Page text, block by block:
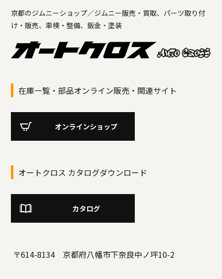
京都のジムニーショップ／ジムニー販売・買取、パーツ取り付
け・販売、車検・整備、鈑金・塗装
在庫一覧・部品オンライン販売・関連サイト
オンラインショップ
オートクロス カタログダウンロード
カタログ
〒614-8134 京都府八幡市下奈良中ノ坪10-2